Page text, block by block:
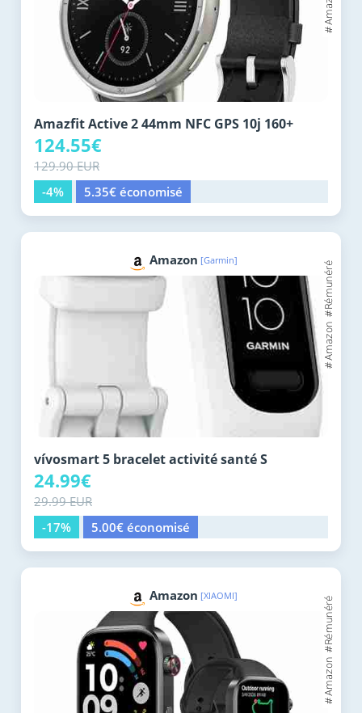
Amazfit Active 2 44mm NFC GPS 10j 160+
124.55€
129.90 EUR
-4%
5.35€ économisé
Amazon [Garmin]
vívosmart 5 bracelet activité santé S
24.99€
29.99 EUR
-17%
5.00€ économisé
Amazon [XIAOMI]